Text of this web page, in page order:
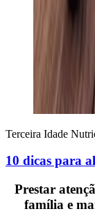
Terceira Idade
10 dicas para
Prestar
família e